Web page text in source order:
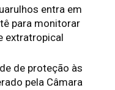
entra em
para monitorar
extratropical
de proteção às
pela Câmara